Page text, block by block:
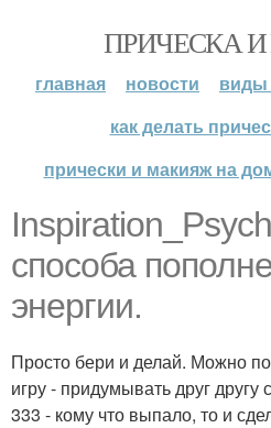
ПРИЧЕСКА
главная новости
виды
как делать
прически и макияж на
способа
энергии.
Просто бери и делай. Можно
игру - придумывать друг другу
333 - кому что выпало, то и